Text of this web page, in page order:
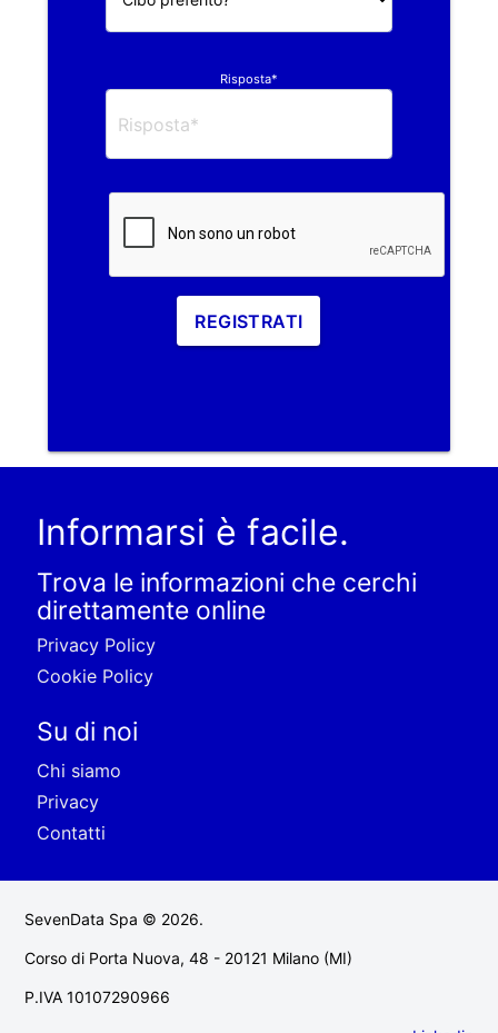
Risposta*
REGISTRATI
Informarsi è facile.
Trova le informazioni che cerchi
direttamente online
Privacy Policy
Cookie Policy
Su di noi
Chi siamo
Privacy
Contatti
SevenData Spa © 2026.
Corso di Porta Nuova, 48 - 20121 Milano (MI)
P.IVA 10107290966